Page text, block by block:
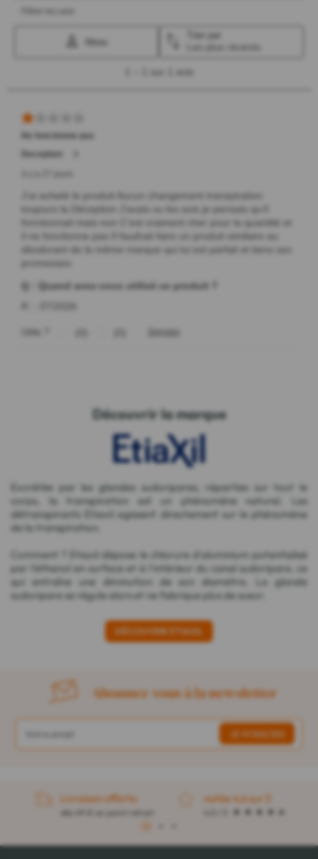
Découvrir la marque
Excrétée par les glandes sudoripares, réparties sur tout le
corps, la transpiration est un phénomène naturel. Les
détranspirants Etiaxil agissent directement sur le phénomène
de la transpiration.
Comment ? Etiaxil dépose le chlorure d'aluminium potentialisé
par l'éthanol en surface et à l'intérieur du canal sudoripare, ce
qui entraîne une diminution de son diamètre. La glande
sudoripare se régule alors et ne fabrique plus de sueur.
DÉCOUVRIR ETIAXIL
Abonnez-vous à la newsletter
Livraison offerte
dès 49 € en point retrait
notée 4,6 sur 5